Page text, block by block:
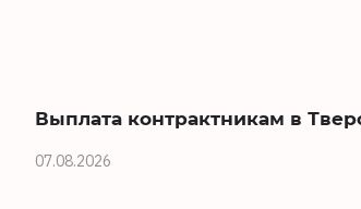
Выплата контрактникам в
07.08.2026